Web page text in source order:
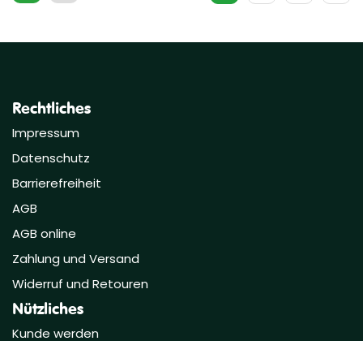
Rechtliches
Impressum
Datenschutz
Barrierefreiheit
AGB
AGB online
Zahlung und Versand
Widerruf und Retouren
Nützliches
Kunde werden